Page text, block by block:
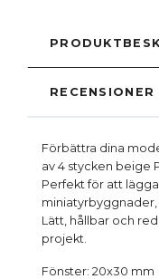
RECENSIONER
Förbättra dina
av 4 stycken beige
Perfekt för att
Lätt, hållbar och
projekt.
Fönster: 20x30 mm